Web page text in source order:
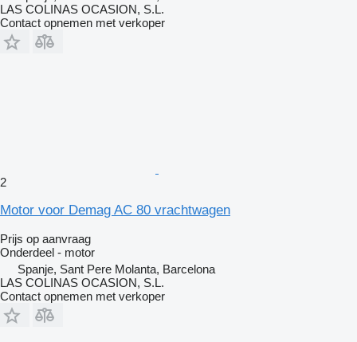
LAS COLINAS OCASION, S.L.
Contact opnemen met verkoper
2
Motor voor Demag AC 80 vrachtwagen
Prijs op aanvraag
Onderdeel - motor
Spanje, Sant Pere Molanta, Barcelona
LAS COLINAS OCASION, S.L.
Contact opnemen met verkoper